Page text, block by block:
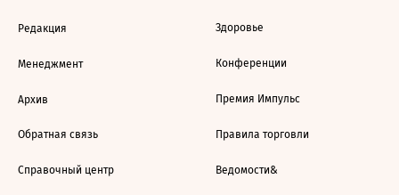
Редакция
Менеджмент
Архив
Обратная связь
Справочный центр
Здоровье
Конференции
Премия Импульс
Правила торговли
Ведомости&